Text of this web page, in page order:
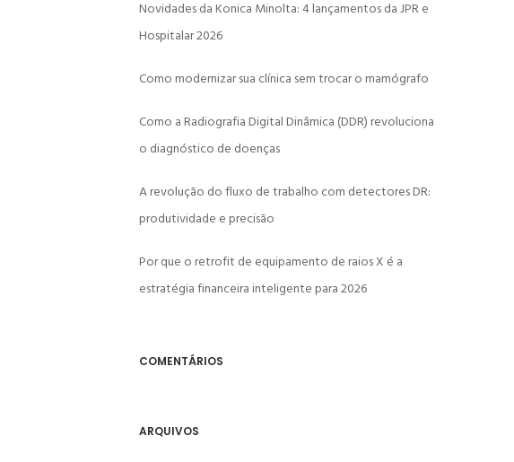
Novidades da Konica Minolta: 4 lançamentos da JPR e
Hospitalar 2026
Como modernizar sua clínica sem trocar o mamógrafo
Como a Radiografia Digital Dinâmica (DDR) revoluciona
o diagnóstico de doenças
A revolução do fluxo de trabalho com detectores DR:
produtividade e precisão
Por que o retrofit de equipamento de raios X é a
estratégia financeira inteligente para 2026
COMENTÁRIOS
ARQUIVOS